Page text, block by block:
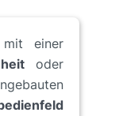
mit einer
oder